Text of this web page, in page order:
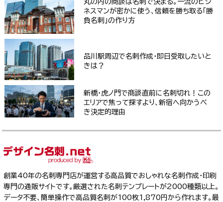
ネスマンが密かに使う、信頼を勝ち取る「勝
負名刺」の作り方
品川駅周辺で名刺作成・即日受取したいと
きは？
新橋・虎ノ門で商談直前に名刺切れ！この
エリアで焦って探すより、新宿へ向かうべ
き決定的理由
創業40年の名刺専門店が運営する高品質でおしゃれな名刺作成・印刷
専門の通販サイトです。厳選された名刺テンプレートが2000種類以上。
データ不要、簡単操作で高品質名刺が100枚1,870円から作れます。最